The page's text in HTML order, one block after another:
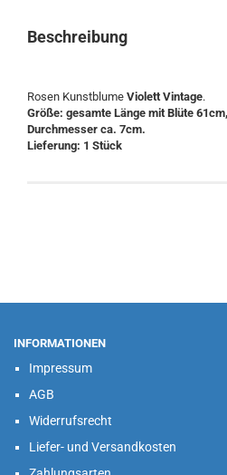
Beschreibung
Rosen Kunstblume Violett Vintage.
Größe: gesamte Länge mit Blüte
Durchmesser ca. 7cm.
Lieferung: 1 Stück
INFORMATIONEN
Impressum
AGB
Widerrufsrecht
Liefer- und Versandkosten